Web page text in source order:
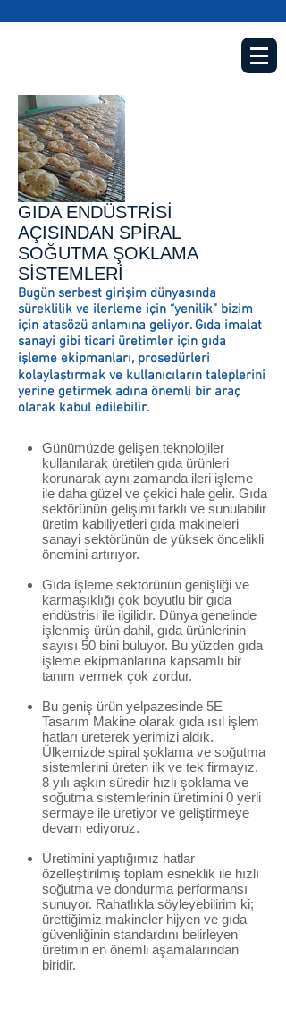
GIDA ENDÜSTRİSİ
AÇISINDAN SPİRAL
SOĞUTMA ŞOKLAMA
SİSTEMLERİ
Bugün serbest girişim dünyasında
süreklilik ve ilerleme için “yenilik” bizim
için atasözü anlamına geliyor. Gıda imalat
sanayi gibi ticari üretimler için gıda
işleme ekipmanları, prosedürleri
kolaylaştırmak ve kullanıcıların taleplerini
yerine getirmek adına önemli bir araç
olarak kabul edilebilir. ​
Günümüzde gelişen teknolojiler
kullanılarak üretilen gıda ürünleri
korunarak aynı zamanda ileri işleme
ile daha güzel ve çekici hale gelir. Gıda
sektörünün gelişimi farklı ve sunulabilir
üretim kabiliyetleri gıda makineleri
sanayi sektörünün de yüksek öncelikli
önemini artırıyor.
Gıda işleme sektörünün genişliği ve
karmaşıklığı çok boyutlu bir gıda
endüstrisi ile ilgilidir. Dünya genelinde
işlenmiş ürün dahil, gıda ürünlerinin
sayısı 50 bini buluyor. Bu yüzden gıda
işleme ekipmanlarına kapsamlı bir
tanım vermek çok zordur.
Bu geniş ürün yelpazesinde 5E
Tasarım Makine olarak gıda ısıl işlem
hatları üreterek yerimizi aldık.
Ülkemizde spiral şoklama ve soğutma
sistemlerini üreten ilk ve tek firmayız.
8 yılı aşkın süredir hızlı şoklama ve
soğutma sistemlerinin üretimini 0 yerli
sermaye ile üretiyor ve geliştirmeye
devam ediyoruz.
Üretimini yaptığımız hatlar
özelleştirilmiş toplam esneklik ile hızlı
soğutma ve dondurma performansı
sunuyor. Rahatlıkla söyleyebilirim ki;
ürettiğimiz makineler hijyen ve gıda
güvenliğinin standardını belirleyen
üretimin en önemli aşamalarından
biridir.